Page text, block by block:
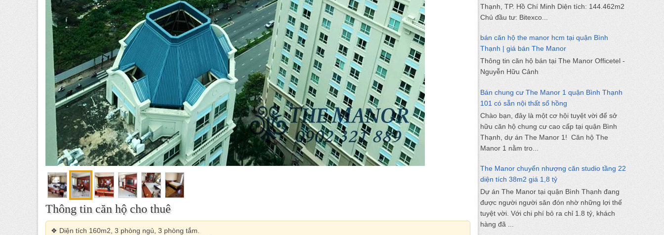
Thông tin căn hộ cho thuê
❖ Diện tích 160m2, 3 phòng ngủ, 3 phòng tắm.
Thạnh, TP. Hồ Chí Minh Diện tích: 144.462m2
Chủ đầu tư: Bitexco...
bán căn hộ the manor hcm tại quận Bình
Thạnh | giá bán The Manor
Thông tin căn hộ bán tại The Manor Officetel -
Nguyễn Hữu Cảnh
Bán chung cư The Manor 1 quận Bình Thạnh
101 có sẵn nội thất sổ hồng
Chào bạn, đây là một cơ hội tuyệt vời để sở
hữu căn hộ chung cư cao cấp tại quận Bình
Thạnh, dự án The Manor 1! Căn hộ The
Manor 1 nằm tro...
The Manor chuyển nhượng căn studio tầng 22
diện tích 38m2 giá 1,8 tỷ
Dự án The Manor tại quận Bình Thạnh đang
được người người săn đón nhờ những lợi thế
tuyệt vời. Với chi phí bỏ ra chỉ 1.8 tỷ, khách
hàng đã ...